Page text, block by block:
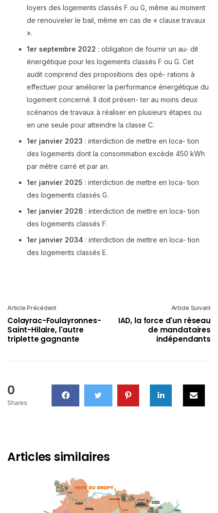
loyers des logements classés F ou G, même au moment
de renouveler le bail, même en cas de « clause travaux
».
1er septembre 2022 : obligation de fournir un au- dit
énergétique pour les logements classés F ou G. Cet
audit comprend des propositions des opé- rations à
effectuer pour améliorer la performance énergétique du
logement concerné. Il doit présen- ter au moins deux
scénarios de travaux à réaliser en plusieurs étapes ou
en une seule pour atteindre la classe C.
1er janvier 2023 : interdiction de mettre en loca- tion
des logements dont la consommation excède 450 kWh
par mètre carré et par an.
1er janvier 2025 : interdiction de mettre en loca- tion
des logements classés G.
1er janvier 2028 : interdiction de mettre en loca- tion
des logements classés F.
1er janvier 2034 : interdiction de mettre en loca- tion
des logements classés E.
Article Précédent
Colayrac-Foulayronnes-
Saint-Hilaire, l'autre
triplette gagnante
Article Suivant
IAD, la force d'un réseau
de mandataires
indépendants
0
Shares
Articles similaires